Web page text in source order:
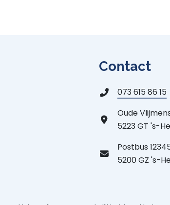
Contact
073 615 86 15
Oude
5223 GT 's-
Postbus
5200 GZ 's-